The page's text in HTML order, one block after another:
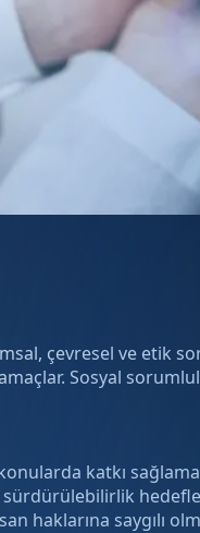
çevresel ve etik
Sosyal
katkı
sürdürülebilirlik
haklarına saygılı